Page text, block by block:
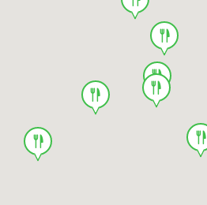
food
food
food
food
food